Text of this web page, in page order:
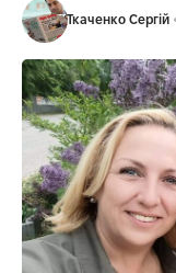
Ткаченко Сергій